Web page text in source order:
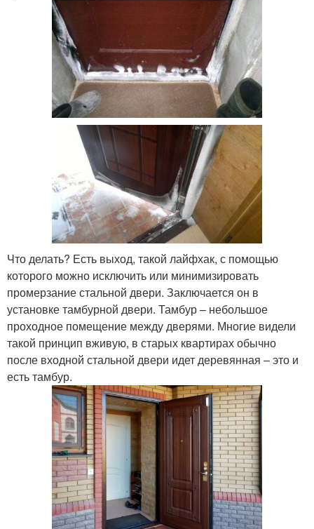
Что делать? Есть выход, такой лайфхак, с помощью
которого можно исключить или минимизировать
промерзание стальной двери. Заключается он в
установке тамбурной двери. Тамбур – небольшое
проходное помещение между дверями. Многие видели
такой принцип вживую, в старых квартирах обычно
после входной стальной двери идет деревянная – это и
есть тамбур.